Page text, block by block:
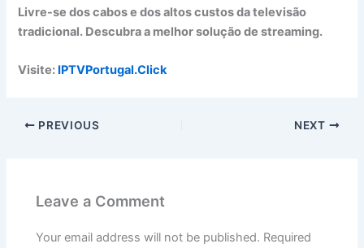
Livre-se dos cabos e dos altos custos da televisão
tradicional. Descubra a melhor solução de streaming.
Visite: IPTVPortugal.Click
PREVIOUS NEXT
Leave a Comment
Your email address will not be published. Required